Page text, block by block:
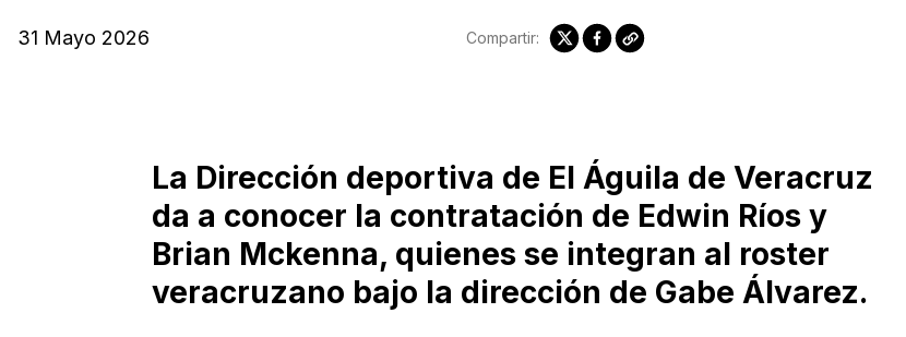
31 Mayo 2026 Compartir:
La Dirección deportiva de El Águila de Veracruz
da a conocer la contratación de Edwin Ríos y
Brian Mckenna, quienes se integran al roster
veracruzano bajo la dirección de Gabe Álvarez.